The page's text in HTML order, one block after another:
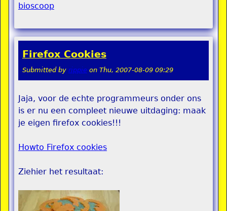
bioscoop
Firefox Cookies
Submitted by rippie on Thu, 2007-08-09 09:29
Jaja, voor de echte programmeurs onder ons
is er nu een compleet nieuwe uitdaging: maak
je eigen firefox cookies!!!
Howto Firefox cookies
Ziehier het resultaat: